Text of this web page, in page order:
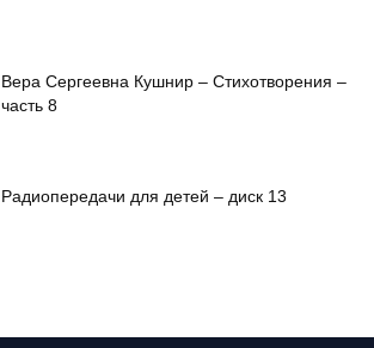
Вера Сергеевна Кушнир – Стихотворения –
часть 8
Радиопередачи для детей – диск 13